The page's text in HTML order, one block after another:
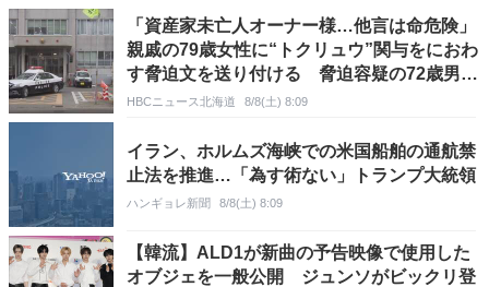
「資産家未亡人オーナー様…他言は命危険」
親戚の79歳女性に“トクリュウ”関与をにおわ
す脅迫文を送り付ける 脅迫容疑の72歳男
「自分の気持ちを晴らすため」
HBCニュース北海道 8/8(土) 8:09
イラン、ホルムズ海峡での米国船舶の通航禁
止法を推進…「為す術ない」トランプ大統領
ハンギョレ新聞 8/8(土) 8:09
【韓流】ALD1が新曲の予告映像で使用した
オブジェを一般公開 ジュンソがビックリ登